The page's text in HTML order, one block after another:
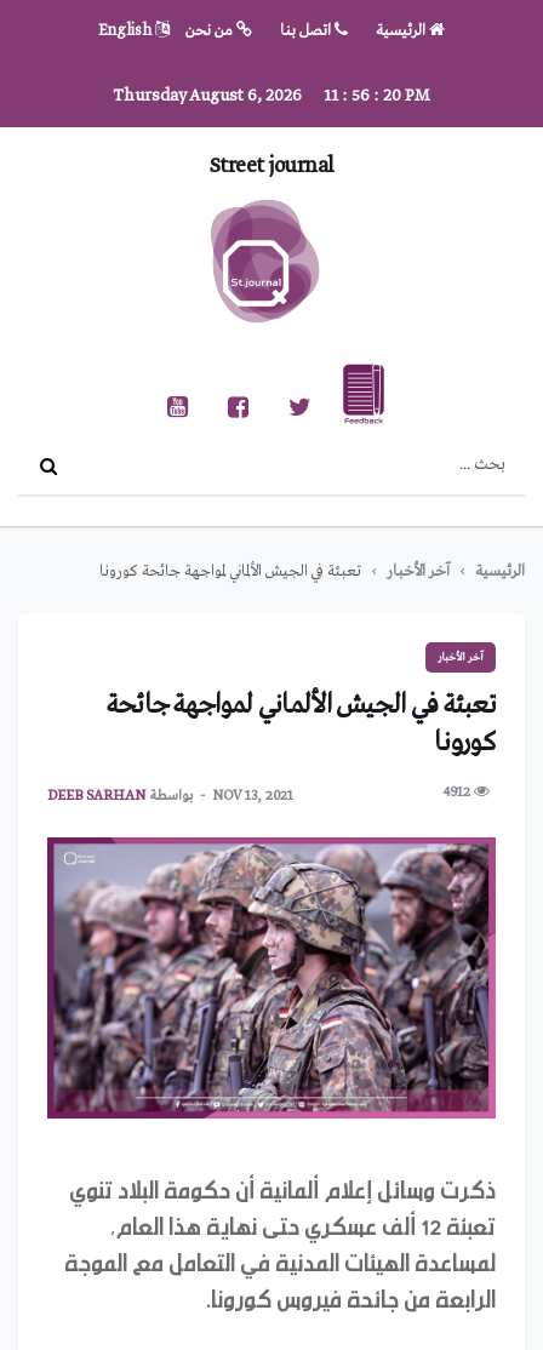
الرئيسية اتصل بنا من نحن English
Thursday August 6, 2026 11: 56 : 20PM
Street journal
الرئيسية آخر الأخبار تعبئة في الجيش الألماني لمواجهة جائحة كورونا
آخر الأخبار
تعبئة في الجيش الألماني لمواجهة جائحة
كورونا
4912
NOV 13, 2021 بواسطةDEEB SARHAN
ذكرت وسائل إعلام ألمانية أن حكومة البلاد تنوي
تعبئة 12 ألف عسكري حتى نهاية هذا العام،
لمساعدة الهيئات المدنية في التعامل مع الموجة
الرابعة من جائحة فيروس كورونا.